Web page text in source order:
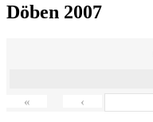
Döben 2007
« ‹